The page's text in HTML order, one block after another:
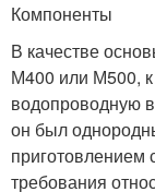
Компоненты
В качестве
М400 или М500,
водопроводную
он был
приготовлением
требования